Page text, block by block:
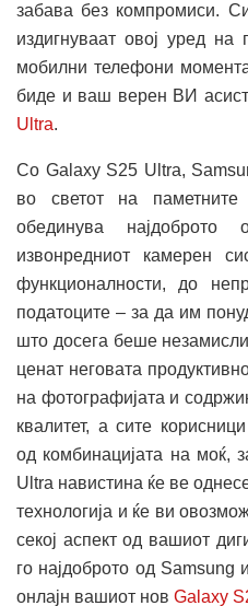
забава без компромиси.
издигнуваат овој уред на
мобилни телефони
биде и ваш верен ВИ
Ultra.
Со Galaxy S25 Ultra,
во светот на
обединува
извонредниот камерен
функционалности, до
податоците – за да им
што досега беше
ценат неговата
на фотографијата и
квалитет, а сите
од комбинацијата на моќ,
Ultra навистина ќе ве
технологија и ќе ви
секој аспект од вашиот
го најдоброто од Samsung
онлајн вашиот нов Galaxy